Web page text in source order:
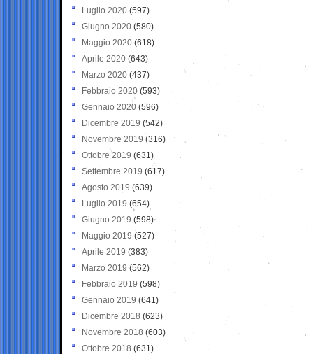
Luglio 2020 (597)
Giugno 2020 (580)
Maggio 2020 (618)
Aprile 2020 (643)
Marzo 2020 (437)
Febbraio 2020 (593)
Gennaio 2020 (596)
Dicembre 2019 (542)
Novembre 2019 (316)
Ottobre 2019 (631)
Settembre 2019 (617)
Agosto 2019 (639)
Luglio 2019 (654)
Giugno 2019 (598)
Maggio 2019 (527)
Aprile 2019 (383)
Marzo 2019 (562)
Febbraio 2019 (598)
Gennaio 2019 (641)
Dicembre 2018 (623)
Novembre 2018 (603)
Ottobre 2018 (631)